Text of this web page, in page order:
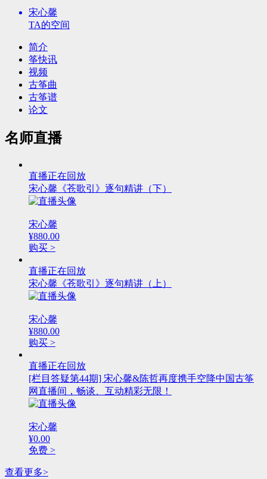
宋心馨
TA的空间
简介
筝快讯
视频
古筝曲
古筝谱
论文
名师直播
直播正在回放
宋心馨《苍歌引》逐句精讲（下）
宋心馨
¥880.00
购买 >
直播正在回放
宋心馨《苍歌引》逐句精讲（上）
宋心馨
¥880.00
购买 >
直播正在回放
[栏目答疑第44期] 宋心馨&陈哲再度携手空降中国古筝
网直播间，畅谈、互动精彩无限！
宋心馨
¥0.00
免费 >
查看更多>